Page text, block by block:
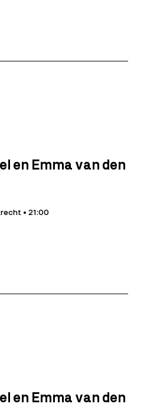
en Emma van den
• 21:00
en Emma van den